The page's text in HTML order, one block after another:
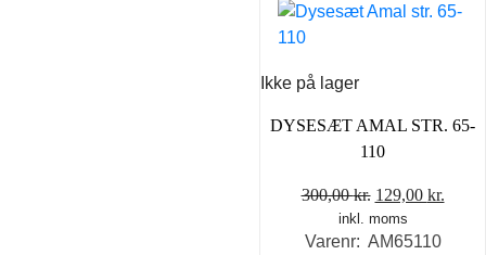
Ikke på lager
DYSESÆT AMAL STR. 65-
110
300,00kr. Den
oprindelige
pris
129,00 kr.
inkl. moms
Varenr: AM65110